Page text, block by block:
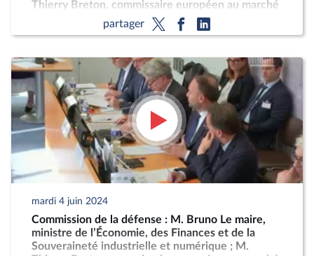
Thierry Breton, commissaire européen au marché
intérieur, sur la stratégie européenne pour
l’industrie de défense
partager
mardi 4 juin 2024
Commission de la défense : M. Bruno Le maire,
ministre de l’Économie, des Finances et de la
Souveraineté industrielle et numérique ; M.